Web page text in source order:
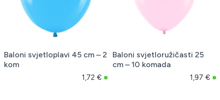
Baloni svjetloplavi 45 cm – 2
kom
1,72 €
Baloni svjetloružičasti 25
cm – 10 komada
1,97 €